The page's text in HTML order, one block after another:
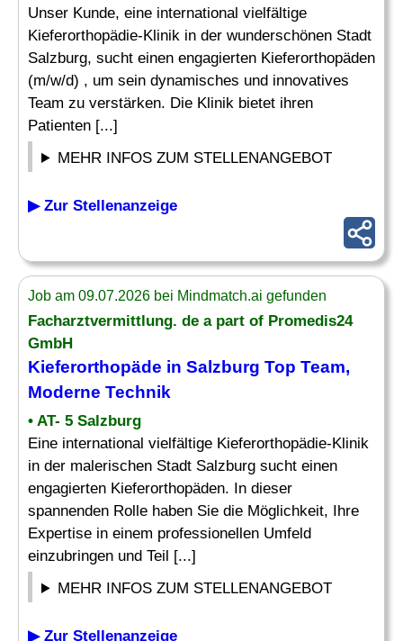
Unser Kunde, eine international vielfältige
Kieferorthopädie-Klinik in der wunderschönen Stadt
Salzburg, sucht einen engagierten Kieferorthopäden
(m/w/d) , um sein dynamisches und innovatives
Team zu verstärken. Die Klinik bietet ihren
Patienten [...]
MEHR INFOS ZUM STELLENANGEBOT
▶ Zur Stellenanzeige
Job am 09.07.2026 bei Mindmatch.ai gefunden
Facharztvermittlung. de a part of Promedis24
GmbH
Kieferorthopäde in Salzburg Top Team,
Moderne Technik
• AT- 5 Salzburg
Eine international vielfältige Kieferorthopädie-Klinik
in der malerischen Stadt Salzburg sucht einen
engagierten Kieferorthopäden. In dieser
spannenden Rolle haben Sie die Möglichkeit, Ihre
Expertise in einem professionellen Umfeld
einzubringen und Teil [...]
MEHR INFOS ZUM STELLENANGEBOT
▶ Zur Stellenanzeige